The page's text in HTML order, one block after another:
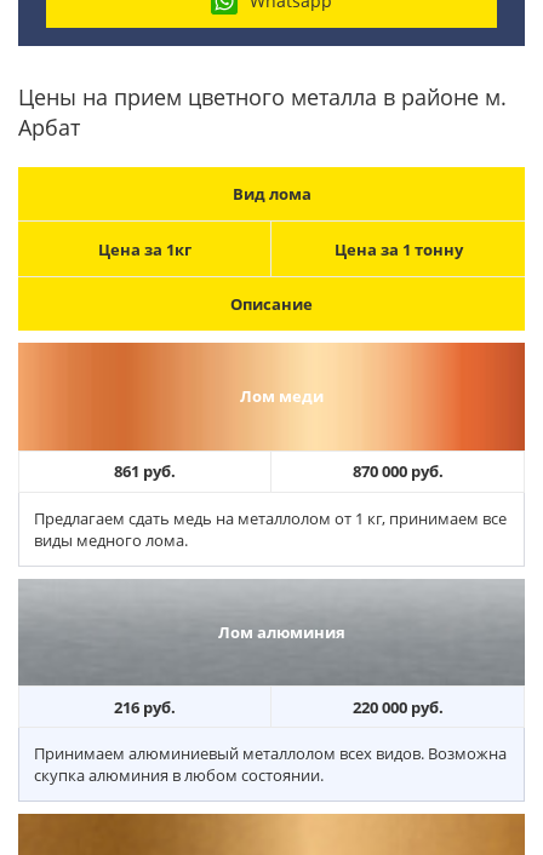
Цены на прием цветного металла в районе м.
Арбат
Вид лома
Цена за 1кг Цена за 1 тонну
Описание
Лом меди
861 руб. 870 000 руб.
Предлагаем сдать медь на металлолом от 1 кг, принимаем все
виды медного лома.
Лом алюминия
216 руб. 220 000 руб.
Принимаем алюминиевый металлолом всех видов. Возможна
скупка алюминия в любом состоянии.